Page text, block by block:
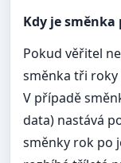
Kdy je směnka
Pokud věřitel
směnka tři
V případě
data) nastává
směnky rok po